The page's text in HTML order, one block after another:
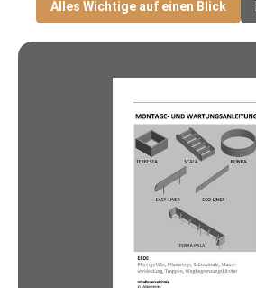
Alles Wichtige auf einen Blick